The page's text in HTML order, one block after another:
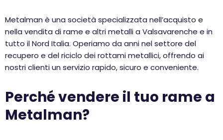
Metalman è una società specializzata nell’acquisto e
nella vendita di rame e altri metalli a Valsavarenche e in
tutto il Nord Italia. Operiamo da anni nel settore del
recupero e del riciclo dei rottami metallici, offrendo ai
nostri clienti un servizio rapido, sicuro e conveniente.
Perché vendere il tuo rame a
Metalman?